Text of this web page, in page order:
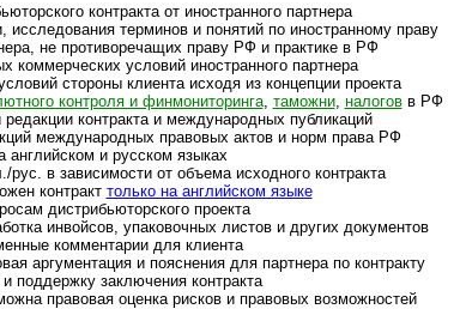
контракта от ино­ст­ран­ного парт­нера
тер­ми­нов и поня­тий по ино­ст­ран­ному праву
не проти­во­ре­ча­щих праву РФ и прак­тике в РФ
усло­вий ино­ст­ран­ного парт­нера
сто­роны кли­ента исходя из кон­цеп­ции про­екта
конт­роля и фин­мо­ни­то­ри­нга, тамо­жни, нало­говв РФ
конт­ракта и меж­ду­на­род­ных пуб­ли­каций
между­на­род­ных пра­во­вых актов и норм права РФ
английском и рус­ском языках
в зависимости от объ­ема исход­ного конт­ракта
контракт только на анг­лий­ском языке
дист­ри­бью­тор­ского про­екта
инвойсов, упа­ко­воч­ных лис­тов и дру­гих доку­мен­тов
комментарии для клиента
аргу­мен­тация и пояс­не­ния для парт­нера по конт­ракту
под­дер­жку заклю­че­ния конт­ракта
правовая оценка рис­ков и пра­во­вых воз­мож­ностей